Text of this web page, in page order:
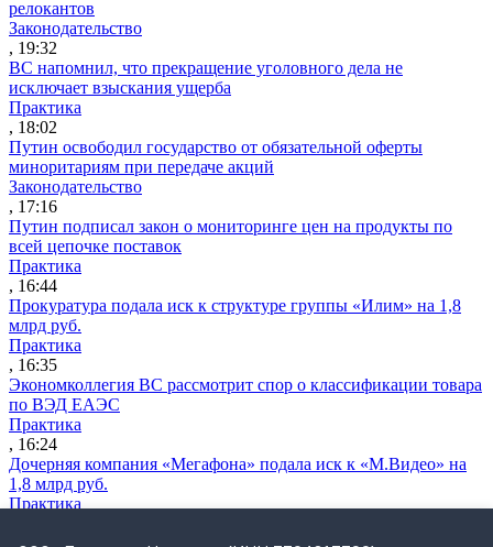
релокантов
Законодательство
, 19:32
ВС напомнил, что прекращение уголовного дела не
исключает взыскания ущерба
Практика
, 18:02
Путин освободил государство от обязательной оферты
миноритариям при передаче акций
Законодательство
, 17:16
Путин подписал закон о мониторинге цен на продукты по
всей цепочке поставок
Практика
, 16:44
Прокуратура подала иск к структуре группы «Илим» на 1,8
млрд руб.
Практика
, 16:35
Экономколлегия ВС рассмотрит спор о классификации товара
по ВЭД ЕАЭС
Практика
, 16:24
Дочерняя компания «Мегафона» подала иск к «М.Видео» на
1,8 млрд руб.
Практика
СИП проверит отмену патента на систему управления